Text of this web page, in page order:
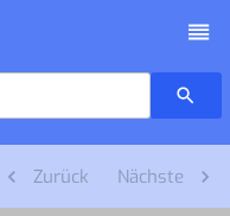
Zurück Nächste